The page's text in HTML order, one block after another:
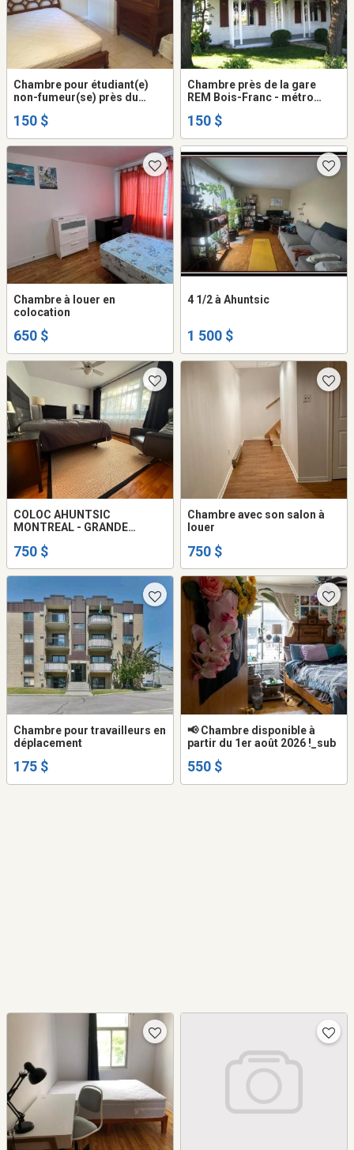
Chambre pour étudiant(e)
non-fumeur(se) près du
de marche)
150 $
Chambre près de la gare
REM Bois-Franc - métro
stationnement privé)
150 $
Chambre à louer en
colocation
650 $
4 1/2 à Ahuntsic
1 500 $
COLOC AHUNTSIC
MONTREAL - GRANDE
750 $
Chambre avec son salon à
louer
750 $
Chambre pour travailleurs en
déplacement
175 $
📢 Chambre disponible à
partir du 1er août 2026 !_sub
550 $